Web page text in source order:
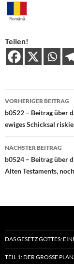
Română
Teilen!
VORHERIGER BEITRAG
b0522 – Beitrag über
ewiges Schicksal
NÄCHSTER BEITRAG
b0524 – Beitrag über
Alten Testaments,
DAS GESETZ GOTTES:
TEIL 1: DER GROSSE